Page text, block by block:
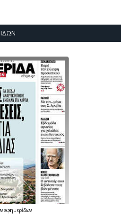
εφημερίδων